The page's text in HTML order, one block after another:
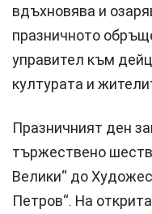
вдъхновява и
празничното
управител към
културата и
Празничният ден
тържествено
Велики“ до
Петров“. На